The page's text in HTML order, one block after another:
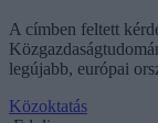
A címben feltett
legújabb, európai
Közoktatás